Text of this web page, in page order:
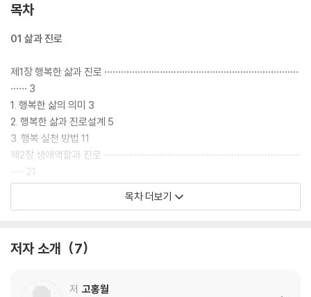
목차
01 삶과 진로
제1장 행복한 삶과 진로 ······································································
······ 3
1. 행복한 삶의 의미 3
2. 행복한 삶과 진로설계 5
3. 행복 실천 방법 11
제2장 생애역할과 진로 ·······································································
····· 21
1. 생애역할의 의미 21
목차 더보기
저자 소개 7
저 고홍월